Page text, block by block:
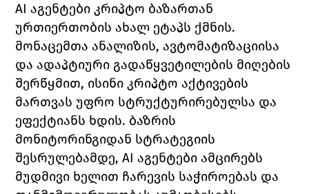
AI აგენტები კრიპტო ბაზართან
ურთიერთობის ახალ ეტაპს ქმნის.
მონაცემთა ანალიზის, ავტომატიზაციისა
და ადაპტიური გადაწყვეტილების მიღების
შერწყმით, ისინი კრიპტო აქტივების
მართვას უფრო სტრუქტურირებულსა და
ეფექტიანს ხდის. ბაზრის
მონიტორინგიდან სტრატეგიის
შესრულებამდე, AI აგენტები ამცირებს
მუდმივი ხელით ჩარევის საჭიროებას და